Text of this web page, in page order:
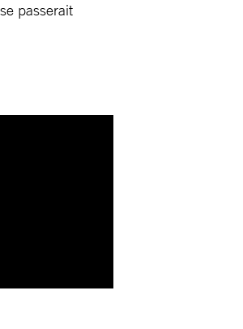
passerait